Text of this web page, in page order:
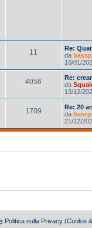
11
Re:
da
18/01/
4056
Re:
da
13/12/
1709
Re: 20
da
21/12/
Politica sulla Privacy (Cookie